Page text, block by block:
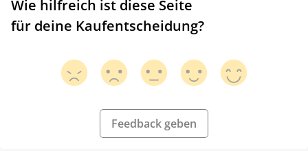
Wie hilfreich ist diese Seite
für deine Kaufentscheidung?
Feedback geben